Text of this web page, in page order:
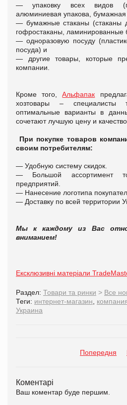
— упаковку всех видов
алюминиевая упакова, бумажная
— бумажные стаканы (стаканы
гофростаканы, ламинированные
— одноразовую посуду
посуда) и
— другие товары, которые
компании.
Кроме того,Альфапак
хозтовары – специалисты
оптимальные варианты в
сочетают лучшую цену и качество.
При покупке товаров
своим потребителям:
— Удобную систему скидок.
— Большой ассортимент
предприятий.
— Нанесение логотипа
— Доставку по всей территории
Мы к каждому из Вас
вниманием!
Ексклюзивні матеріали
Раздел: Товари та ринки > Все
Теги: интернет-магазин
Украина
Попередня
Коментарі
Ваш коментар буде першим.